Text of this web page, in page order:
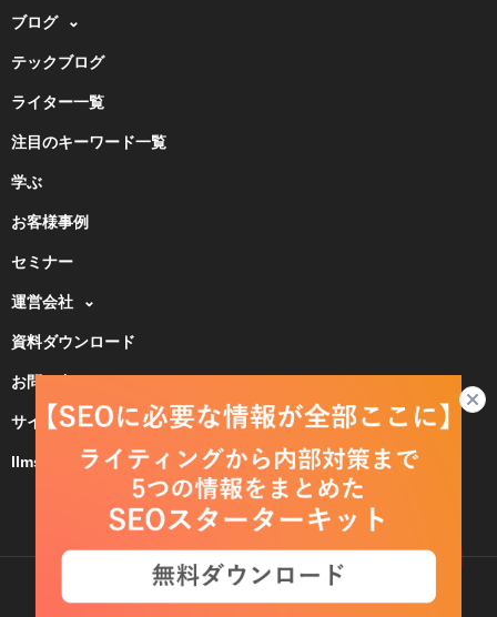
ブログ
テックブログ
ライター一覧
注目のキーワード一覧
学ぶ
お客様事例
セミナー
運営会社
資料ダウンロード
お問い合わせ
サイトマップ
llms.txt
Copyright © PLAN-B Inc.